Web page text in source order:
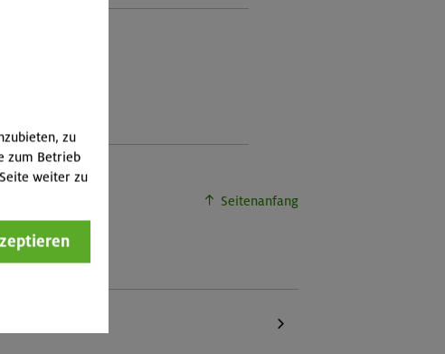
Seitenanfang
zu
zum Betrieb
weiter zu